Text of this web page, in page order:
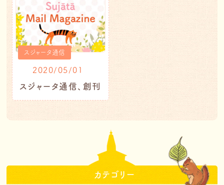
スジャータ通信
2020/05/01
スジャータ通信、創刊
カテゴリー